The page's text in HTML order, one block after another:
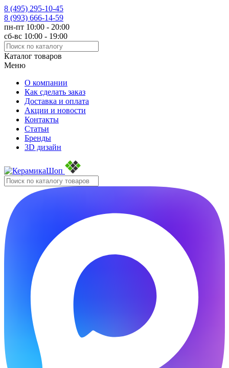
8 (495) 295-10-45
8 (993) 666-14-59
пн-пт 10:00 - 20:00
сб-вс 10:00 - 19:00
Каталог товаров
Меню
О компании
Как сделать заказ
Доставка и оплата
Акции и новости
Контакты
Статьи
Бренды
3D дизайн